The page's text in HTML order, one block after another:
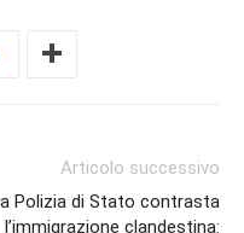
Articolo successivo
Polizia di Stato contrasta
l’immigrazione clandestina: